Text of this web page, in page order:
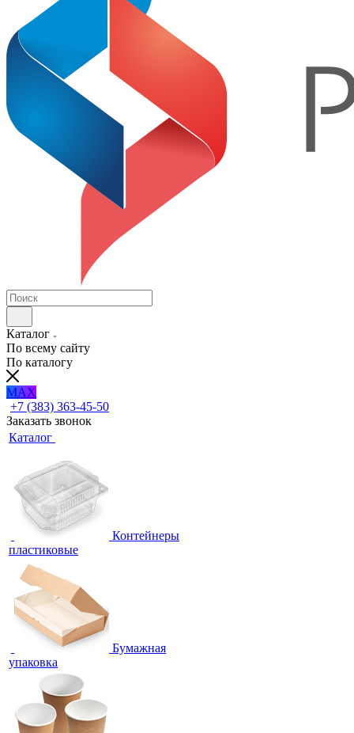
Каталог
По всему сайту
По каталогу
MAX
+7 (383) 363-45-50
Заказать звонок
Каталог
Контейнеры
пластиковые
Бумажная
упаковка